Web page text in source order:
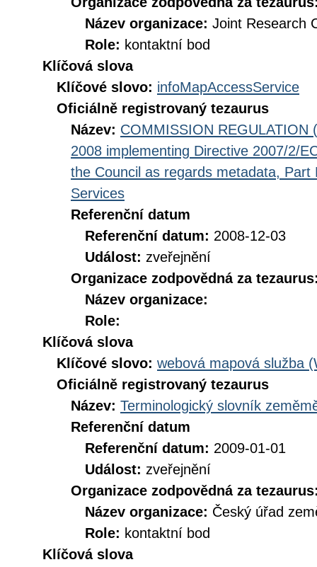
Název organizace: Joint Research
Role: kontaktní bod
Klíčová slova
Klíčové slovo: infoMapAccessService
Oficiálně registrovaný tezaurus
Název: COMMISSION REGULATION
2008 implementing Directive 2007/2/
the Council as regards metadata,
Services
Referenční datum
Referenční datum: 2008-12-03
Událost: zveřejnění
Organizace zodpovědná za
Název organizace:
Role:
Klíčová slova
Klíčové slovo: webová mapová služba
Oficiálně registrovaný tezaurus
Název: Terminologický slovník
Referenční datum
Referenční datum: 2009-01-01
Událost: zveřejnění
Organizace zodpovědná za
Název organizace: Český úřad
Role: kontaktní bod
Klíčová slova